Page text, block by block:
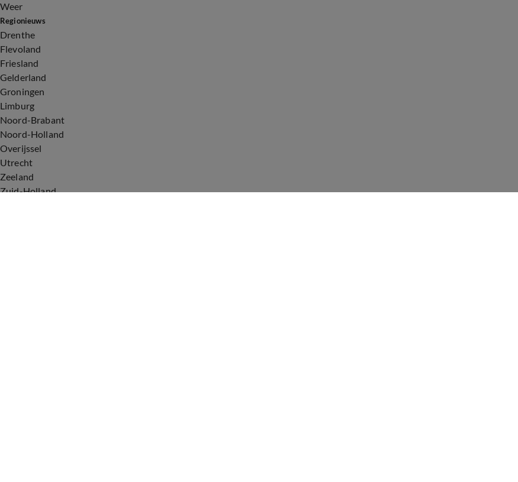
Weer
Regionieuws
Drenthe
Flevoland
Friesland
Gelderland
Groningen
Limburg
Noord-Brabant
Noord-Holland
Overijssel
Utrecht
Zeeland
Zuid-Holland